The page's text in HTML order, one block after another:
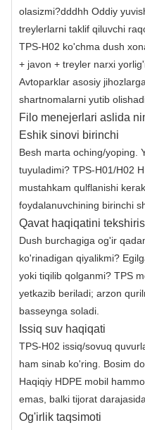
olasizmi?dddhh Oddiy
treylerlarni taklif qiluvchi
TPS-H02 ko'chma dush
+ javon + treyler narxi
Avtoparklar asosiy
shartnomalarni yutib
Filo menejerlari aslida
Eshik sinovi birinchi
Besh marta oching/yoping.
tuyuladimi? TPS-H01/H02
mustahkam qulflanishi
foydalanuvchining birinchi
Qavat haqiqatini
Dush burchagiga og'ir
ko'rinadigan qiyalikmi?
yoki tiqilib qolganmi? TPS
yetkazib beriladi; arzon
basseynga soladi.
Issiq suv haqiqati
TPS-H02 issiq/sovuq
ham sinab ko'ring. Bosim
Haqiqiy HDPE mobil
emas, balki tijorat
Og'irlik taqsimoti